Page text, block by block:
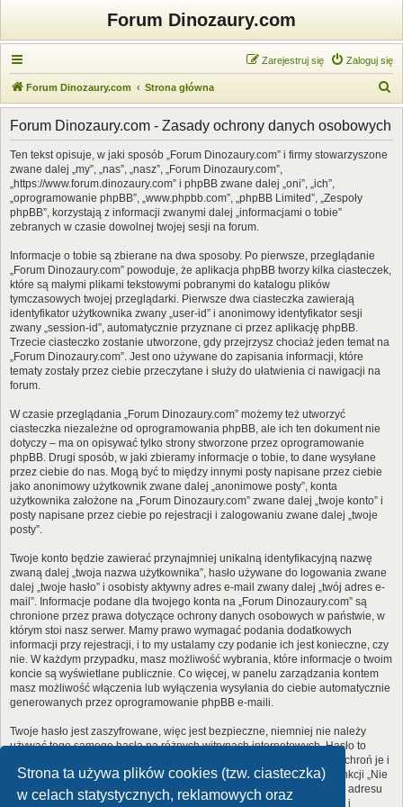
Strona ta używa plików cookies (tzw. ciasteczka)
w celach statystycznych, reklamowych oraz
Forum Dinozaury.com
Zaloguj się
Zarejestruj się
Forum Dinozaury.com Strona główna
z
Forum Dinozaury.com - Zasady ochrony danych osobowych
Ten tekst opisuje, w jaki sposób „Forum Dinozaury.com” i firmy stowarzyszone
zwane dalej „my”, „nas”, „nasz”, „Forum Dinozaury.com”,
„https://www.forum.dinozaury.com” i phpBB zwane dalej „oni”, „ich”,
„oprogramowanie phpBB”, „www.phpbb.com”, „phpBB Limited”, „Zespoły
phpBB”, korzystają z informacji zwanymi dalej „informacjami o tobie”
zebranych w czasie dowolnej twojej sesji na forum.
Informacje o tobie są zbierane na dwa sposoby. Po pierwsze, przeglądanie
„Forum Dinozaury.com” powoduje, że aplikacja phpBB tworzy kilka ciasteczek,
które są małymi plikami tekstowymi pobranymi do katalogu plików
tymczasowych twojej przeglądarki. Pierwsze dwa ciasteczka zawierają
identyfikator użytkownika zwany „user-id” i anonimowy identyfikator sesji
zwany „session-id”, automatycznie przyznane ci przez aplikację phpBB.
Trzecie ciasteczko zostanie utworzone, gdy przejrzysz chociaż jeden temat na
„Forum Dinozaury.com”. Jest ono używane do zapisania informacji, które
tematy zostały przez ciebie przeczytane i służy do ułatwienia ci nawigacji na
forum.
W czasie przeglądania „Forum Dinozaury.com” możemy też utworzyć
ciasteczka niezależne od oprogramowania phpBB, ale ich ten dokument nie
dotyczy – ma on opisywać tylko strony stworzone przez oprogramowanie
phpBB. Drugi sposób, w jaki zbieramy informacje o tobie, to dane wysyłane
przez ciebie do nas. Mogą być to między innymi posty napisane przez ciebie
jako anonimowy użytkownik zwane dalej „anonimowe posty”, konta
użytkownika założone na „Forum Dinozaury.com” zwane dalej „twoje konto” i
posty napisane przez ciebie po rejestracji i zalogowaniu zwane dalej „twoje
posty”.
Twoje konto będzie zawierać przynajmniej unikalną identyfikacyjną nazwę
zwaną dalej „twoja nazwa użytkownika”, hasło używane do logowania zwane
dalej „twoje hasło” i osobisty aktywny adres e-mail zwany dalej „twój adres e-
mail”. Informacje podane dla twojego konta na „Forum Dinozaury.com” są
chronione przez prawa dotyczące ochrony danych osobowych w państwie, w
którym stoi nasz serwer. Mamy prawo wymagać podania dodatkowych
informacji przy rejestracji, i to my ustalamy czy podanie ich jest konieczne, czy
nie. W każdym przypadku, masz możliwość wybrania, które informacje o twoim
koncie są wyświetlane publicznie. Co więcej, w panelu zarządzania kontem
masz możliwość włączenia lub wyłączenia wysyłania do ciebie automatycznie
generowanych przez oprogramowanie phpBB e-maili.
Twoje hasło jest zaszyfrowane, więc jest bezpieczne, niemniej nie należy
używać tego samego hasła na różnych witrynach internetowych. Hasło to
umożliwia dostęp do twojego konta na „Forum Dinozaury.com”, więc chroń je i
w żadnym wypadku nie podawajnikomu. Jeśli je zapomnisz, użyj funkcji „Nie
pamiętam hasła”. Witryna poprosi cię o podanie nazwy użytkownika i adresu
e-mail. Po podaniu tych danych zostanie wygenerowane nowe hasło i